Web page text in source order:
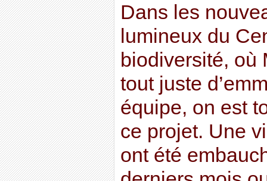
Dans les
lumineux du
biodiversité, où
tout juste
équipe, on est
ce projet. Une
ont été